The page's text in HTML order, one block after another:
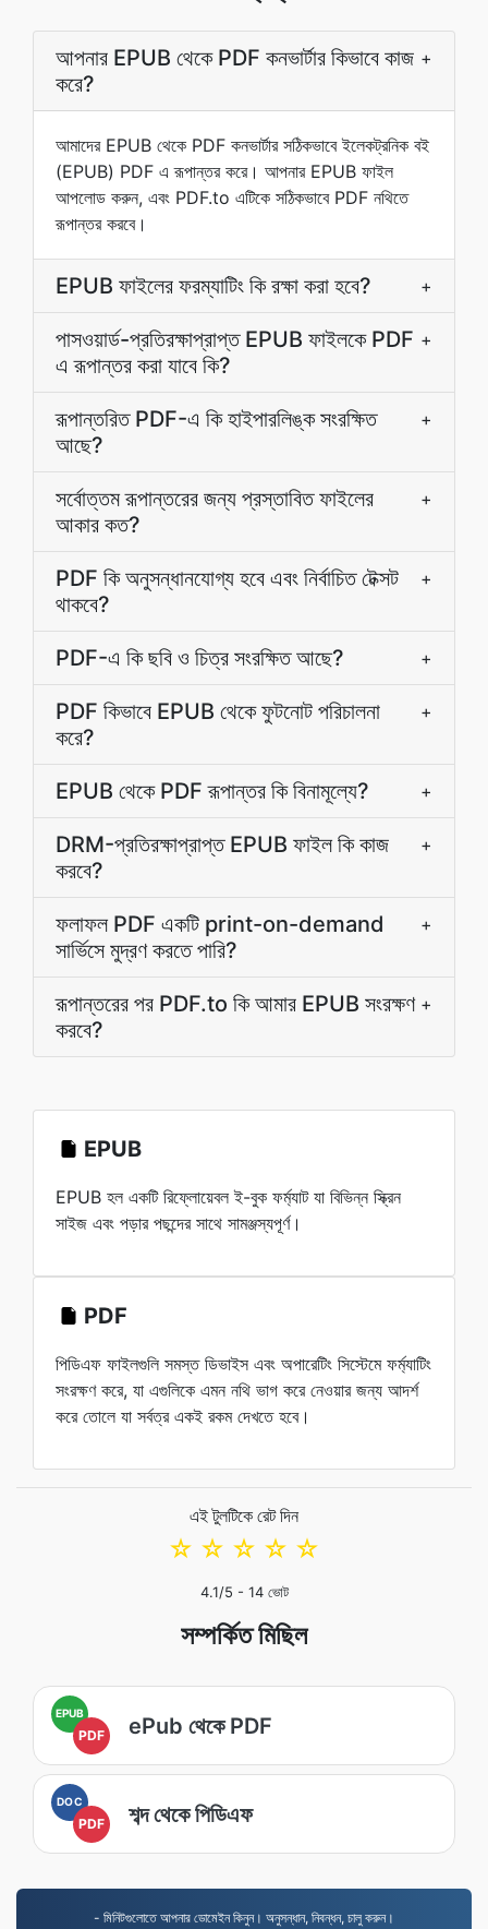
আপনার EPUB থেকে PDF কনভার্টার কিভাবে কাজ
করে?
+
আমাদের EPUB থেকে PDF কনভার্টার সঠিকভাবে ইলেকট্রনিক বই
(EPUB) PDF এ রূপান্তর করে। আপনার EPUB ফাইল
আপলোড করুন, এবং PDF.to এটিকে সঠিকভাবে PDF নথিতে
রূপান্তর করবে।
EPUB ফাইলের ফরম্যাটিং কি রক্ষা করা হবে? +
পাসওয়ার্ড-প্রতিরক্ষাপ্রাপ্ত EPUB ফাইলকে PDF
এ রূপান্তর করা যাবে কি?
+
রূপান্তরিত PDF-এ কি হাইপারলিঙ্ক সংরক্ষিত
আছে?
+
সর্বোত্তম রূপান্তরের জন্য প্রস্তাবিত ফাইলের
আকার কত?
+
PDF কি অনুসন্ধানযোগ্য হবে এবং নির্বাচিত টেক্সট
থাকবে?
+
PDF-এ কি ছবি ও চিত্র সংরক্ষিত আছে? +
PDF কিভাবে EPUB থেকে ফুটনোট পরিচালনা
করে?
+
EPUB থেকে PDF রূপান্তর কি বিনামূল্যে? +
DRM-প্রতিরক্ষাপ্রাপ্ত EPUB ফাইল কি কাজ
করবে?
+
ফলাফল PDF একটি print-on-demand
সার্ভিসে মুদ্রণ করতে পারি?
+
রূপান্তরের পর PDF.to কি আমার EPUB সংরক্ষণ
করবে?
+
EPUB
EPUB হল একটি রিফ্লোয়েবল ই-বুক ফর্ম্যাট যা বিভিন্ন স্ক্রিন
সাইজ এবং পড়ার পছন্দের সাথে সামঞ্জস্যপূর্ণ।
PDF
পিডিএফ ফাইলগুলি সমস্ত ডিভাইস এবং অপারেটিং সিস্টেমে ফর্ম্যাটিং
সংরক্ষণ করে, যা এগুলিকে এমন নথি ভাগ করে নেওয়ার জন্য আদর্শ
করে তোলে যা সর্বত্র একই রকম দেখতে হবে।
এই টুলটিকে রেট দিন
☆
☆
☆
☆
☆
4.1/5 - 14ভোট
সম্পর্কিত মিছিল
EPUB
PDF ePub থেকে PDF
DOC
PDF শব্দ থেকে পিডিএফ
- মিনিটগুলোতে আপনার ডোমেইন কিনুন। অনুসন্ধান, নিবন্ধন, চালু করুন।